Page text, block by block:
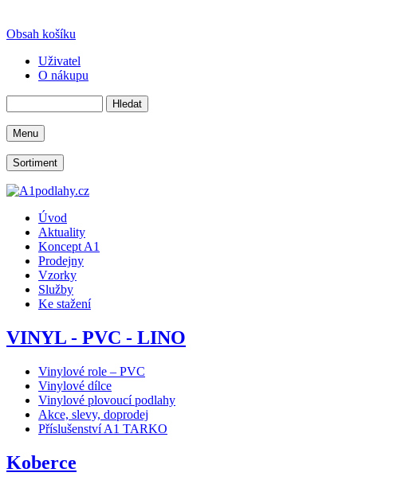
Obsah košíku
Uživatel
O nákupu
Menu
Sortiment
Úvod
Aktuality
Koncept A1
Prodejny
Vzorky
Služby
Ke stažení
VINYL - PVC - LINO
Vinylové role – PVC
Vinylové dílce
Vinylové plovoucí podlahy
Akce, slevy, doprodej
Příslušenství A1 TARKO
Koberce